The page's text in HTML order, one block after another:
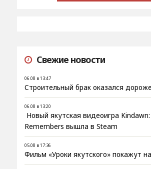
Свежие новости
06.08 в 13:47
Строительный брак оказался
06.08 в 13:20
Новый якутская видеоигра
Remembers вышла в Steam
05.08 в 17:36
Фильм «Уроки якутского» покажут